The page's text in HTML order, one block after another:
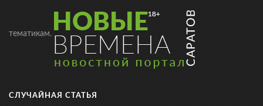
тематикам.
СЛУЧАЙНАЯ СТАТЬЯ